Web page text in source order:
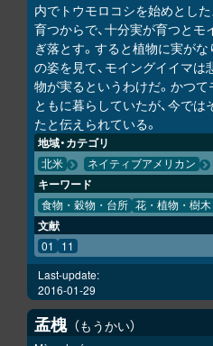
内でトウモロコシを始めとし
育つからで、十分実が育つと
ぎ落とす。すると植物に実が
の姿を見て、モイングイイマは
物が実るというわけだ。かつ
ともに暮らしていたが、今で
たと伝えられている。
地域・カテゴリ
北米 ネイティブアメリカン
キーワード
食物・穀物・台所 花・植物・樹木
文献
01
11
Last-update:
2016-01-29
孟槐 もうかい